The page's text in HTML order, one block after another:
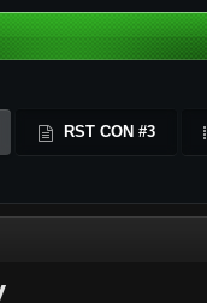
RST CON #3